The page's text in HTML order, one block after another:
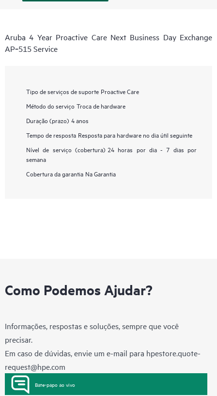
Aruba 4 Year Proactive Care Next Business Day Exchange
AP‑515 Service
Tipo de serviços de suporte Proactive Care
Método do serviço Troca de hardware
Duração (prazo) 4 anos
Tempo de resposta Resposta para hardware no dia útil seguinte
Nível de serviço (cobertura) 24 horas por dia - 7 dias por
semana
Cobertura da garantia Na Garantia
Como Podemos Ajudar?
Informações, respostas e soluções, sempre que você
precisar.
Em caso de dúvidas, envie um e-mail para hpestore.quote-
request@hpe.com
Bate-papo ao vivo